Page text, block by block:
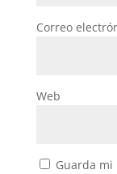
Correo
Web
Guarda